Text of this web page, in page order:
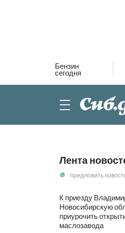
Бензин
сегодня
Лента
предложить
К приезду
Новосибирскую
приурочить
маслозавода